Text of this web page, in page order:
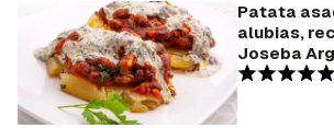
Patata
alubias,
Joseba